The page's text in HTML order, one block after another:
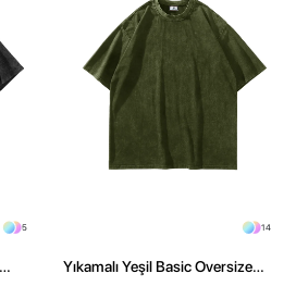
5 14
Yıkamalı Yeşil Basic Oversize